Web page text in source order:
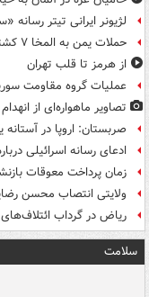
لژیونر ایرانی تیتر
حملات یمن به المخا ۷ کشته و ۳۰ مجروح برجا گذاشت
از هرمز تا قلب تهران
عملیات گروه مقاومت
تصاویر ماهواره‌ای از انهدام
صربستان: اروپا در
ادعای رسانه اسرائیلی
زمان پرداخت معوقات
ولایتی انتصاب محسن
ریاض در گرداب
سلامت